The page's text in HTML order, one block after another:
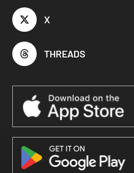
X
THREADS